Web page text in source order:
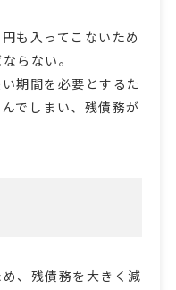
も入ってこないため
らない。
期間を必要とするた
でしまい、残債務が
、残債務を大きく減